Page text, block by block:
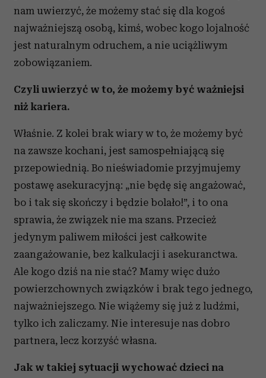
nam uwierzyć, że możemy stać się dla kogoś
najważniejszą osobą, kimś, wobec kogo lojalność
jest naturalnym odruchem, a nie uciążliwym
zobowiązaniem.
Czyli uwierzyć w to, że możemy być ważniejsi
niż kariera.
Właśnie. Z kolei brak wiary w to, że możemy być
na zawsze kochani, jest samospełniającą się
przepowiednią. Bo nieświadomie przyjmujemy
postawę asekuracyjną: „nie będę się angażować,
bo i tak się skończy i będzie bolało!”, i to ona
sprawia, że związek nie ma szans. Przecież
jedynym paliwem miłości jest całkowite
zaangażowanie, bez kalkulacji i asekuranctwa.
Ale kogo dziś na nie stać? Mamy więc dużo
powierzchownych związków i brak tego jednego,
najważniejszego. Nie wiążemy się już z ludźmi,
tylko ich zaliczamy. Nie interesuje nas dobro
partnera, lecz korzyść własna.
Jak w takiej sytuacji wychować dzieci na